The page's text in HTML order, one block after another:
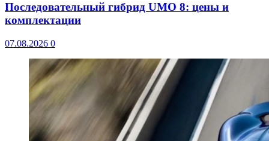
Последовательный гибрид UMO 8: цены и
комплектации
07.08.2026 0